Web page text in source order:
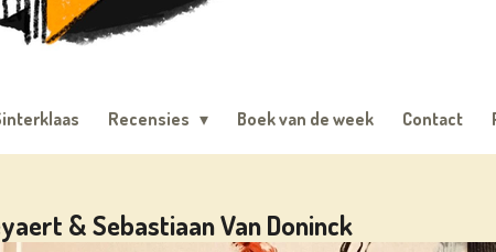
Recensies Boek van de week Contact
& Sebastiaan Van Doninck